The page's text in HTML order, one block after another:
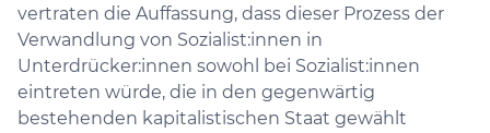
vertraten die Auffassung, dass dieser Prozess der
Verwandlung von Sozialist:innen in
Unterdrücker:innen sowohl bei Sozialist:innen
eintreten würde, die in den gegenwärtig
bestehenden kapitalistischen Staat gewählt